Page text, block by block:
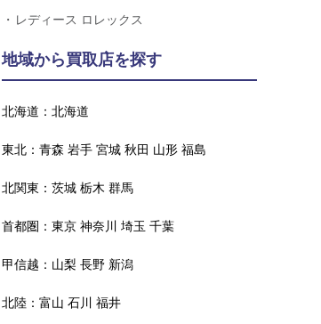
レディース ロレックス
地域から買取店を探す
北海道： 北海道
東北： 青森 岩手 宮城 秋田 山形 福島
北関東： 茨城 栃木 群馬
首都圏： 東京 神奈川 埼玉 千葉
甲信越： 山梨 長野 新潟
北陸： 富山 石川 福井